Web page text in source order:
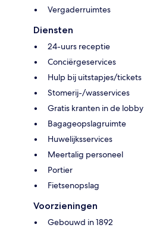
Vergaderruimtes
Diensten
24-uurs receptie
Conciërgeservices
Hulp bij uitstapjes/tickets
Stomerij-/wasservices
Gratis kranten in de lobby
Bagageopslagruimte
Huwelijksservices
Meertalig personeel
Portier
Fietsenopslag
Voorzieningen
Gebouwd in 1892